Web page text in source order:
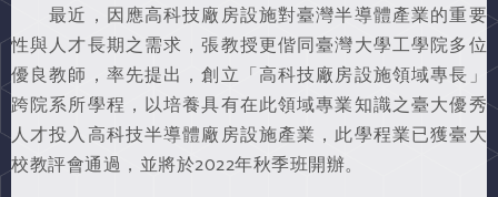
最近，因應高科技廠房設施對臺灣半導體產業的重要
性與人才長期之需求，張教授更偕同臺灣大學工學院多位
優良教師，率先提出，創立「高科技廠房設施領域專長」
跨院系所學程，以培養具有在此領域專業知識之臺大優秀
人才投入高科技半導體廠房設施產業，此學程業已獲臺大
校教評會通過，並將於2022年秋季班開辦。